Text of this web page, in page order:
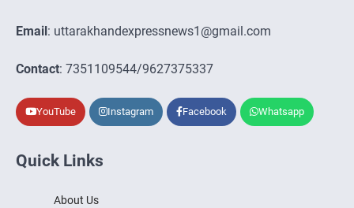
Email : uttarakhandexpressnews1@gmail.com
Contact: 7351109544/9627375337
YouTube Instagram Facebook Whatsapp
Quick Links
About Us